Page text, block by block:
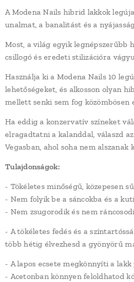
A Modena Nails hibrid lakkok
unalmat, a banalitást és a
Most, a világ egyik legnépszerűbb
csillogó és eredeti stilizációra
Használja ki a Modena Nails 10
lehetőségeket, és alkosson olyan
mellett senki sem fog közömbösen
Ha eddig a konzervatív színeket
elragadtatni a kalanddal, válaszd
Vegasban, ahol soha nem alszanak
Tulajdonságok:
- Tökéletes minőségű, közepesen
- Nem folyik be a sáncokba és a
- Nem zsugorodik és nem
- A tökéletes fedés és a
több hétig élvezhesd a gyönyörű
- A lapos ecsete megkönnyíti a
- Acetonban könnyen feloldhatod